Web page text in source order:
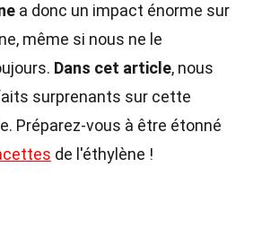
a donc un impact énorme sur
même si nous ne le
Dans cet article, nous
surprenants sur cette
Préparez-vous à être étonné
de l'éthylène !